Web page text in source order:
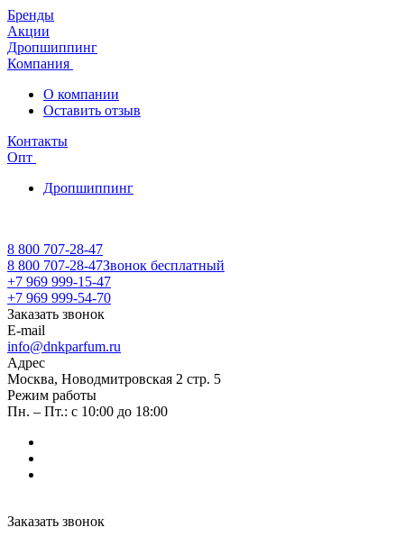
Бренды
Акции
Дропшиппинг
Компания
О компании
Оставить отзыв
Контакты
Опт
Дропшиппинг
8 800 707-28-47
8 800 707-28-47Звонок бесплатный
+7 969 999-15-47
+7 969 999-54-70
Заказать звонок
E-mail
info@dnkparfum.ru
Адрес
Москва, Новодмитровская 2 стр. 5
Режим работы
Пн. – Пт.: с 10:00 до 18:00
Заказать звонок